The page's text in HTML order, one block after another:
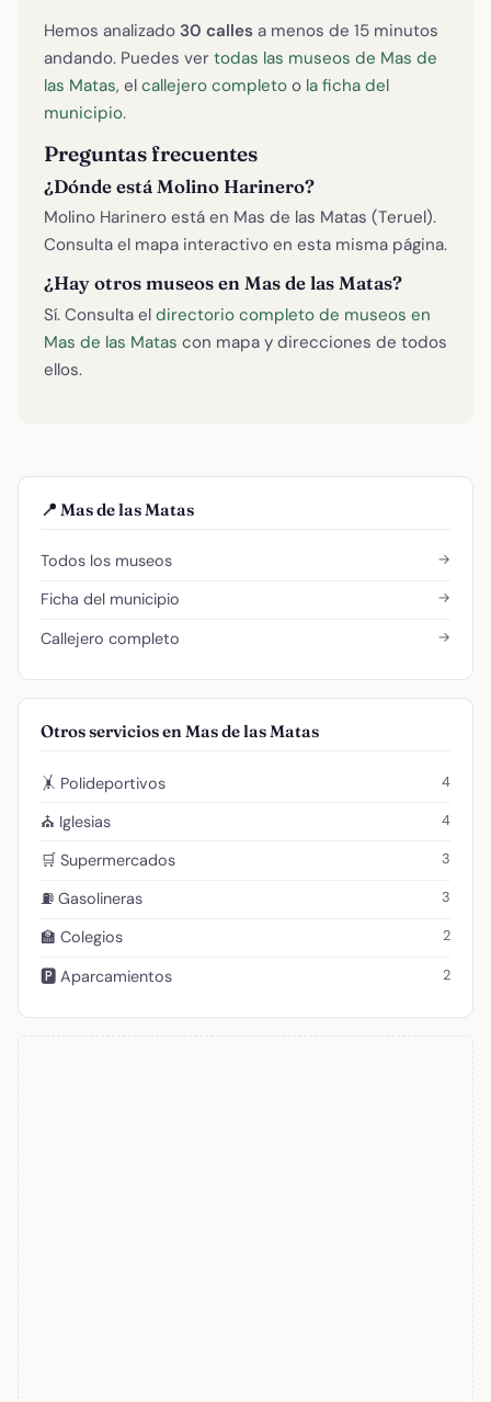
Hemos analizado 30 calles a menos de 15 minutos
andando. Puedes ver todas las museos de Mas de
las Matas, el callejero completo o la ficha del
municipio.
Preguntas frecuentes
¿Dónde está Molino Harinero?
Molino Harinero está en Mas de las Matas (Teruel).
Consulta el mapa interactivo en esta misma página.
¿Hay otros museos en Mas de las Matas?
Sí. Consulta el directorio completo de museos en
Mas de las Matas con mapa y direcciones de todos
ellos.
📍 Mas de las Matas
Todos los museos →
Ficha del municipio →
Callejero completo →
Otros servicios en Mas de las Matas
🤸 Polideportivos 4
⛪ Iglesias 4
🛒 Supermercados 3
⛽ Gasolineras 3
🏫 Colegios 2
🅿️ Aparcamientos 2